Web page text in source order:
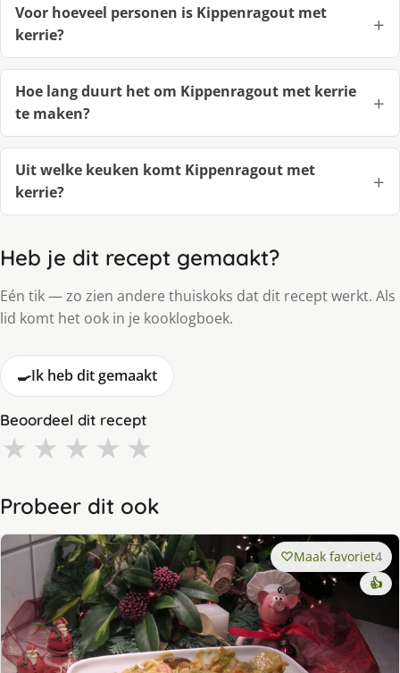
Voor hoeveel personen is Kippenragout met
kerrie?
Hoe lang duurt het om Kippenragout met kerrie
te maken?
Uit welke keuken komt Kippenragout met
kerrie?
Heb je dit recept gemaakt?
Eén tik — zo zien andere thuiskoks dat dit recept werkt. Als
lid komt het ook in je kooklogboek.
🍳Ik heb dit gemaakt
Beoordeel dit recept
★ ★ ★ ★ ★
Probeer dit ook
Maak favoriet4
👍